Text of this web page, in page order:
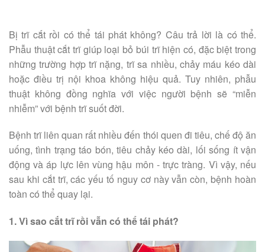
Bị trĩ cắt rồi có thể tái phát không? Câu trả lời là có thể.
Phẫu thuật cắt trĩ giúp loại bỏ búi trĩ hiện có, đặc biệt trong
những trường hợp trĩ nặng, trĩ sa nhiều, chảy máu kéo dài
hoặc điều trị nội khoa không hiệu quả. Tuy nhiên, phẫu
thuật không đồng nghĩa với việc người bệnh sẽ “miễn
nhiễm” với bệnh trĩ suốt đời.
Bệnh trĩ liên quan rất nhiều đến thói quen đi tiêu, chế độ ăn
uống, tình trạng táo bón, tiêu chảy kéo dài, lối sống ít vận
động và áp lực lên vùng hậu môn - trực tràng. Vì vậy, nếu
sau khi cắt trĩ, các yếu tố nguy cơ này vẫn còn, bệnh hoàn
toàn có thể quay lại.
1. Vì sao cắt trĩ rồi vẫn có thể tái phát?